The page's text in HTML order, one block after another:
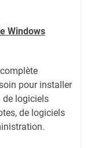
Windows
pour installer
de logiciels
de logiciels